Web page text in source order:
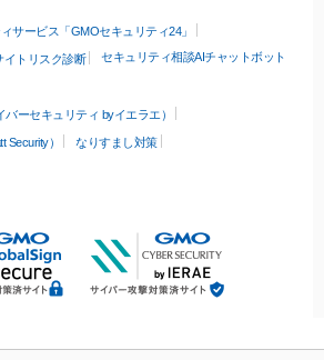
サービス「GMOセキュリティ24」
イトリスク診断 セキュリティ相談AIチャットボット
ーセキュリティ byイエラエ）
）
なりすまし対策